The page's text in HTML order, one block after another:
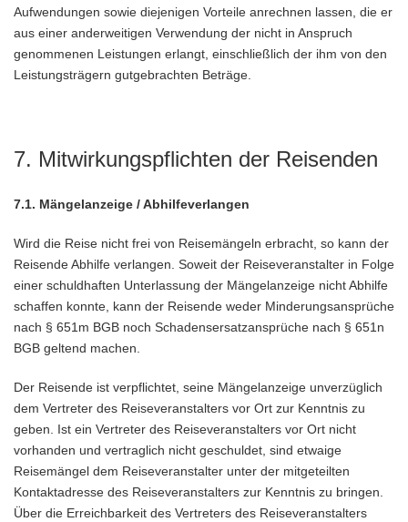
Aufwendungen sowie diejenigen Vorteile anrechnen lassen, die er
aus einer anderweitigen Verwendung der nicht in Anspruch
genommenen Leistungen erlangt, einschließlich der ihm von den
Leistungsträgern gutgebrachten Beträge.
7. Mitwirkungspflichten der Reisenden
7.1. Mängelanzeige / Abhilfeverlangen
Wird die Reise nicht frei von Reisemängeln erbracht, so kann der
Reisende Abhilfe verlangen. Soweit der Reiseveranstalter in Folge
einer schuldhaften Unterlassung der Mängelanzeige nicht Abhilfe
schaffen konnte, kann der Reisende weder Minderungsansprüche
nach § 651m BGB noch Schadensersatzansprüche nach § 651n
BGB geltend machen.
Der Reisende ist verpflichtet, seine Mängelanzeige unverzüglich
dem Vertreter des Reiseveranstalters vor Ort zur Kenntnis zu
geben. Ist ein Vertreter des Reiseveranstalters vor Ort nicht
vorhanden und vertraglich nicht geschuldet, sind etwaige
Reisemängel dem Reiseveranstalter unter der mitgeteilten
Kontaktadresse des Reiseveranstalters zur Kenntnis zu bringen.
Über die Erreichbarkeit des Vertreters des Reiseveranstalters